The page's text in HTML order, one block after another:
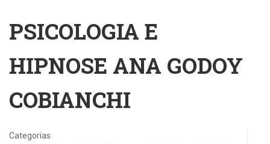
PSICOLOGIA E
HIPNOSE ANA GODOY
COBIANCHI
Categorias